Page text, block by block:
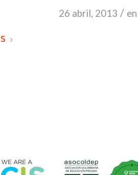
26 abril, 2013 / en